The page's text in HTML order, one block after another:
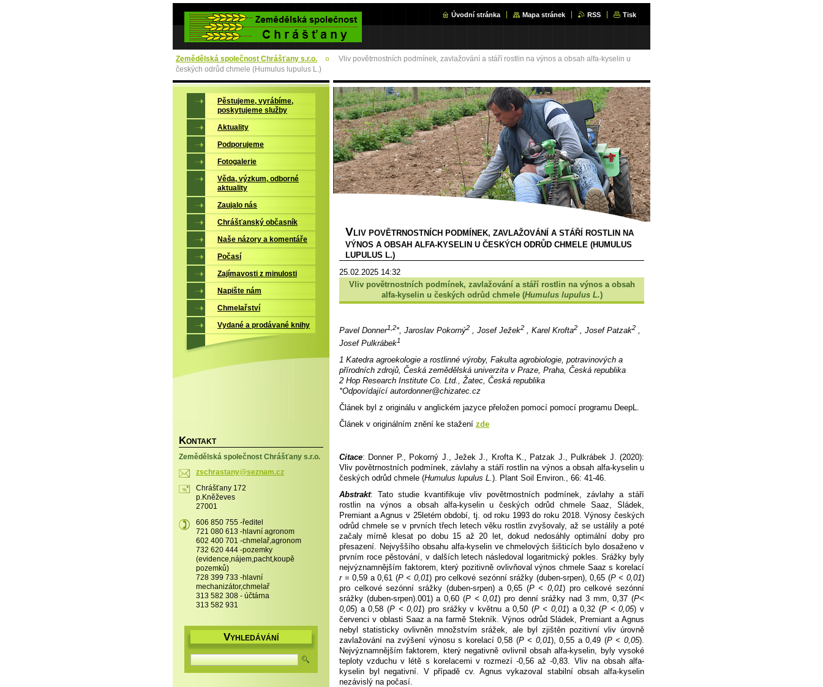
Úvodní stránka Mapa stránek RSS Tisk
Zemědělská společnost Chrášťany s.r.o.
Vliv povětrnostních podmínek, zavlažování a stáří rostlin na výnos a obsah alfa-kyselin u
českých odrůd chmele (Humulus lupulus L.)
VLIV POVĚTRNOSTNÍCH PODMÍNEK, ZAVLAŽOVÁNÍ A STÁŘÍ ROSTLIN NA
VÝNOS A OBSAH ALFA-KYSELIN U ČESKÝCH ODRŮD CHMELE (HUMULUS
LUPULUS L.)
25.02.2025 14:32
Vliv povětrnostních podmínek, zavlažování a stáří rostlin na výnos a obsah
alfa-kyselin u českých odrůd chmele (Humulus lupulus L.)
Pavel Donner1,2*, Jaroslav Pokorný2 , Josef Ježek2 , Karel Krofta2 , Josef Patzak2 ,
Josef Pulkrábek1
1 Katedra agroekologie a rostlinné výroby, Fakulta agrobiologie, potravinových a
přírodních zdrojů, Česká zemědělská univerzita v Praze, Praha, Česká republika
2 Hop Research Institute Co. Ltd., Žatec, Česká republika
*Odpovídající autordonner@chizatec.cz
Článek byl z originálu v anglickém jazyce přeložen pomocí pomocí programu DeepL.
Článek v originálním znění ke stažení zde
Citace: Donner P., Pokorný J., Ježek J., Krofta K., Patzak J., Pulkrábek J. (2020):
Vliv povětrnostních podmínek, závlahy a stáří rostlin na výnos a obsah alfa-kyselin u
českých odrůd chmele (Humulus lupulus L. ). Plant Soil Environ., 66: 41-46.
Abstrakt: Tato studie kvantifikuje vliv povětrnostních podmínek, závlahy a stáří
rostlin na výnos a obsah alfa-kyselin u českých odrůd chmele Saaz, Sládek,
Premiant a Agnus v 25letém období, tj. od roku 1993 do roku 2018. Výnosy českých
odrůd chmele se v prvních třech letech věku rostlin zvyšovaly, až se ustálily a poté
začaly mírně klesat po dobu 15 až 20 let, dokud nedosáhly optimální doby pro
přesazení. Nejvyššího obsahu alfa-kyselin ve chmelových šišticích bylo dosaženo v
prvním roce pěstování, v dalších letech následoval logaritmický pokles. Srážky byly
nejvýznamnějším faktorem, který pozitivně ovlivňoval výnos chmele Saaz s korelací
r= 0,59 a 0,61 (P < 0,01) pro celkové sezónní srážky (duben-srpen), 0,65 (P < 0,01)
pro celkové sezónní srážky (duben-srpen) a 0,65 (P < 0,01) pro celkové sezónní
srážky (duben-srpen).001) a 0,60 (P < 0,01) pro denní srážky nad 3 mm, 0,37 (P<
0,05) a 0,58 (P < 0,01) pro srážky v květnu a 0,50 (P < 0,01) a 0,32 (P < 0,05) v
červenci v oblasti Saaz a na farmě Stekník. Výnos odrůd Sládek, Premiant a Agnus
nebyl statisticky ovlivněn množstvím srážek, ale byl zjištěn pozitivní vliv úrovně
zavlažování na zvýšení výnosu s korelací 0,58 (P < 0,01), 0,55 a 0,49 (P < 0,05).
Nejvýznamnějším faktorem, který negativně ovlivnil obsah alfa-kyselin, byly vysoké
teploty vzduchu v létě s korelacemi v rozmezí -0,56 až -0,83. Vliv na obsah alfa-
kyselin byl negativní. V případě cv. Agnus vykazoval stabilní obsah alfa-kyselin
nezávislý na počasí.
Pěstujeme, vyrábíme,
poskytujeme služby
Aktuality
Podporujeme
Fotogalerie
Věda, výzkum, odborné
aktuality
Zaujalo nás
Chrášťanský občasník
Naše názory a komentáře
Počasí
Zajímavosti z minulosti
Napište nám
Chmelařství
Vydané a prodávané knihy
KONTAKT
Zemědělská společnost Chrášťany s.r.o.
zschrastany@seznam.cz
Chrášťany 172
p.Kněževes
27001
606 850 755 -ředitel
721 080 613 -hlavní agronom
602 400 701 -chmelař,agronom
732 620 444 -pozemky
(evidence,nájem,pacht,koupě
pozemků)
728 399 733 -hlavní
mechanizátor,chmelař
313 582 308 - účtárna
313 582 931
VYHLEDÁVÁNÍ